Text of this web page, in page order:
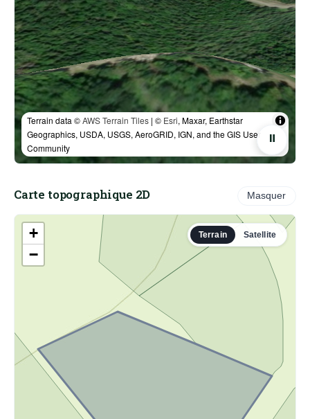
Terrain data ©AWS Terrain Tiles | © Esri, Maxar, Earthstar
Geographics, USDA, USGS, AeroGRID, IGN, and the GIS User
Community
⏸
Carte topographique 2D Masquer
+
−
Terrain Satellite